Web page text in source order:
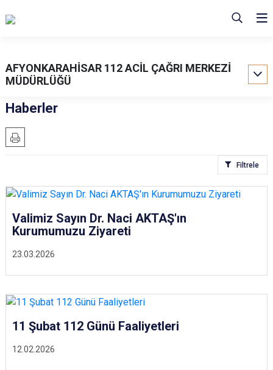
AFYONKARAHİSAR 112 ACİL ÇAĞRI MERKEZİ
MÜDÜRLÜĞÜ
Haberler
Filtrele
23.03.2026
Valimiz Sayın Dr. Naci AKTAŞ'ın
Kurumumuzu Ziyareti
12.02.2026
11 Şubat 112 Günü Faaliyetleri